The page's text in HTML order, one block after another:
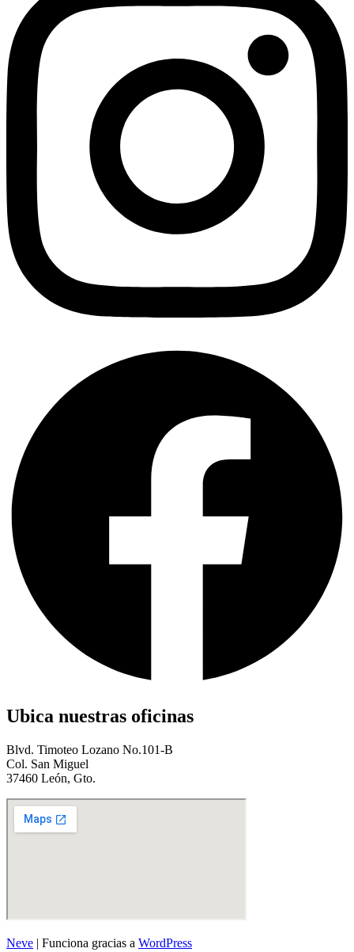
Ubica nuestras oficinas
Blvd. Timoteo Lozano No.101-B
Col. San Miguel
37460 León, Gto.
Neve | Funciona gracias a WordPress